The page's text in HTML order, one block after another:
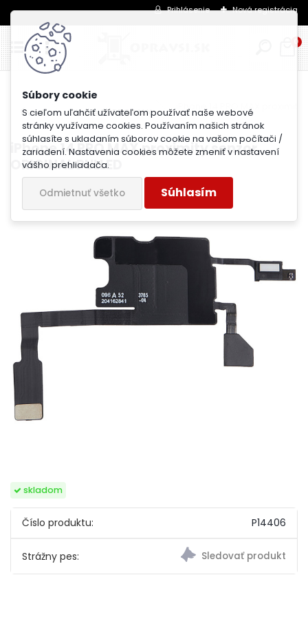
S cieľom uľahčiť užívateľom používať naše webové
stránky využívame cookies. Používaním našich stránok
súhlasíte s ukladaním súborov cookie na vašom počítači /
zariadení. Nastavenia cookies môžete zmeniť v nastavení
vášho prehliadača.
Odmietnuť všetko Súhlasím
Prihlásenie Nová registrácia
0
Úvod iPhone 14 PRO MAX
iPhone 14 PRO MAX proximity
iPhone 14 PRO MAX proximity senzor
ORIGINAL PULLED
skladom
Číslo produktu: P14406
Strážny pes: